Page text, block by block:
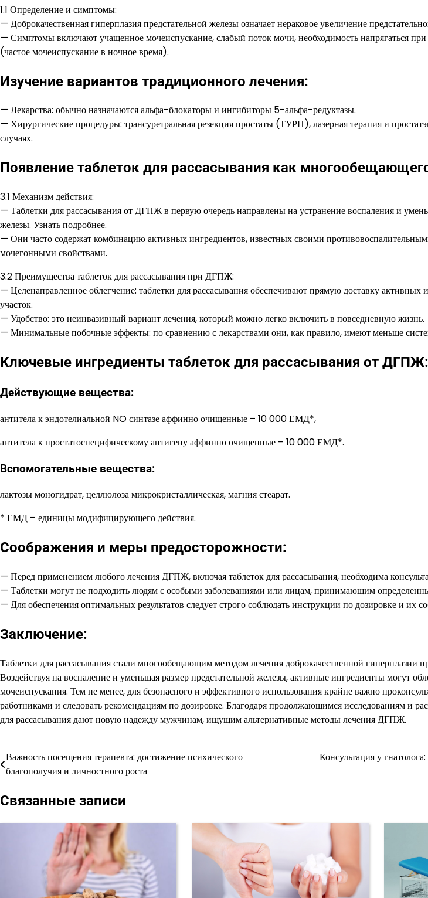
1.1 Определение и симптомы:
— Доброкачественная гиперплазия предстательной железы означает нераковое увеличение
— Симптомы включают учащенное мочеиспускание, слабый поток мочи, необходимость напрягаться
(частое мочеиспускание в ночное время).
Изучение вариантов традиционного лечения:
— Лекарства: обычно назначаются альфа-блокаторы и ингибиторы 5-альфа-редуктазы.
— Хирургические процедуры: трансуретральная резекция простаты (ТУРП), лазерная терапия и
случаях.
Появление таблеток для рассасывания как
3.1 Механизм действия:
— Таблетки для рассасывания от ДГПЖ в первую очередь направлены на устранение воспаления и
железы. Узнатьподробнее.
— Они часто содержат комбинацию активных ингредиентов, известных своими
мочегонными свойствами.
3.2 Преимущества таблеток для рассасывания при ДГПЖ:
— Целенаправленное облегчение: таблетки для рассасывания обеспечивают прямую доставку
участок.
— Удобство: это неинвазивный вариант лечения, который можно легко включить в повседневную жизнь.
— Минимальные побочные эффекты: по сравнению с лекарствами они, как правило, имеют меньше
Ключевые ингредиенты таблеток для рассасывания от ДГПЖ:
Действующие вещества:
антитела к эндотелиальной NO синтазе аффинно очищенные – 10 000 ЕМД*,
антитела к простатоспецифическому антигену аффинно очищенные – 10 000 ЕМД*.
Вспомогательные вещества:
лактозы моногидрат, целлюлоза микрокристаллическая, магния стеарат.
* ЕМД – единицы модифицирующего действия.
Соображения и меры предосторожности:
— Перед применением любого лечения ДГПЖ, включая таблеток для рассасывания, необходима
— Таблетки могут не подходить людям с особыми заболеваниями или лицам, принимающим
— Для обеспечения оптимальных результатов следует строго соблюдать инструкции по дозировке и их
Заключение:
Таблетки для рассасывания стали многообещающим методом лечения доброкачественной гиперплазии
Воздействуя на воспаление и уменьшая размер предстательной железы, активные ингредиенты могут
мочеиспускания. Тем не менее, для безопасного и эффективного использования крайне важно
работниками и следовать рекомендациям по дозировке. Благодаря продолжающимся исследованиям и
для рассасывания дают новую надежду мужчинам, ищущим альтернативные методы лечения ДГПЖ.
Навигация
записям
Важность посещения терапевта: достижение психического
благополучия и личностного роста
Консультация у
Связанные записи